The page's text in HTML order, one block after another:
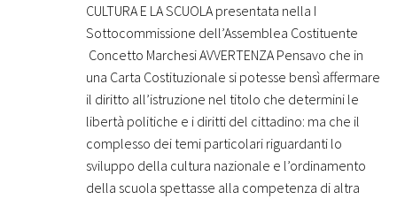
CULTURA E LA SCUOLA presentata nella I
Sottocommissione dell’Assemblea Costituente
Concetto Marchesi AVVERTENZA Pensavo che in
una Carta Costituzionale si potesse bensì affermare
il diritto all’istruzione nel titolo che determini le
libertà politiche e i diritti del cittadino: ma che il
complesso dei temi particolari riguardanti lo
sviluppo della cultura nazionale e l’ordinamento
della scuola spettasse alla competenza di altra